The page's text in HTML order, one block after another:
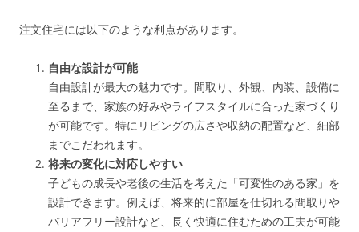
注文住宅には以下のような利点があります。
自由な設計が可能
自由設計が最大の魅力です。間取り、外観、内装、設備に
至るまで、家族の好みやライフスタイルに合った家づくり
が可能です。特にリビングの広さや収納の配置など、細部
までこだわれます。
将来の変化に対応しやすい
子どもの成長や老後の生活を考えた「可変性のある家」を
設計できます。例えば、将来的に部屋を仕切れる間取りや
バリアフリー設計など、長く快適に住むための工夫が可能